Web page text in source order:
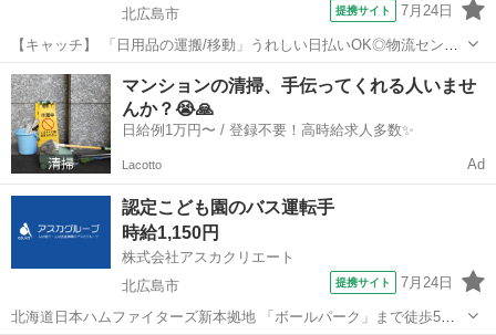
北広島市
提携サイト 7月24日
【キャッチ】 「日用品の運搬/移動」うれしい日払いOK◎物流センタ
ーのフォークリフト運転手！ 北広島市で大募集♪高時給1530円★週払
いでいつでもお給料日！履歴書・来社不要のおうち登録！ 【コメン
ト】 ＼札幌でお仕事を探す...
北海道 北広島市 ドライバー
マンションの清掃、手伝ってくれる人いませ
んか？😭🙏
日給例1万円〜 / 登録不要！高時給求人多数✨
Lacotto Ad
認定こども園のバス運転手
時給1,150円
株式会社アスカクリエート
北広島市
提携サイト 7月24日
北海道日本ハムファイターズ新本拠地 「ボールパーク」まで徒歩5